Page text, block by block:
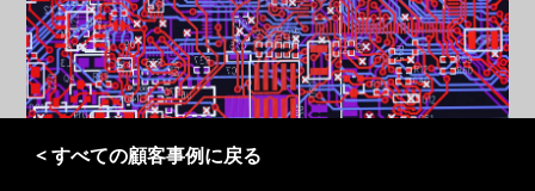
< すべての顧客事例に戻る